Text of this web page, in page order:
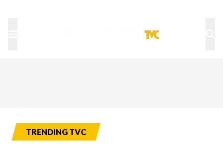
TRENDING TVC